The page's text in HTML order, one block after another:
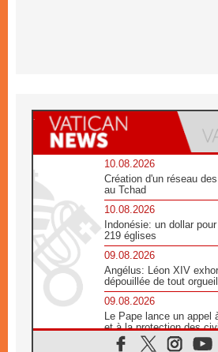
10.08.2026
Création d'un réseau
au Tchad
10.08.2026
Indonésie: un dollar
219 églises
09.08.2026
Angélus: Léon XIV
dépouillée de tout orgueil
09.08.2026
Le Pape lance un appel
et à la protection des
09.08.2026